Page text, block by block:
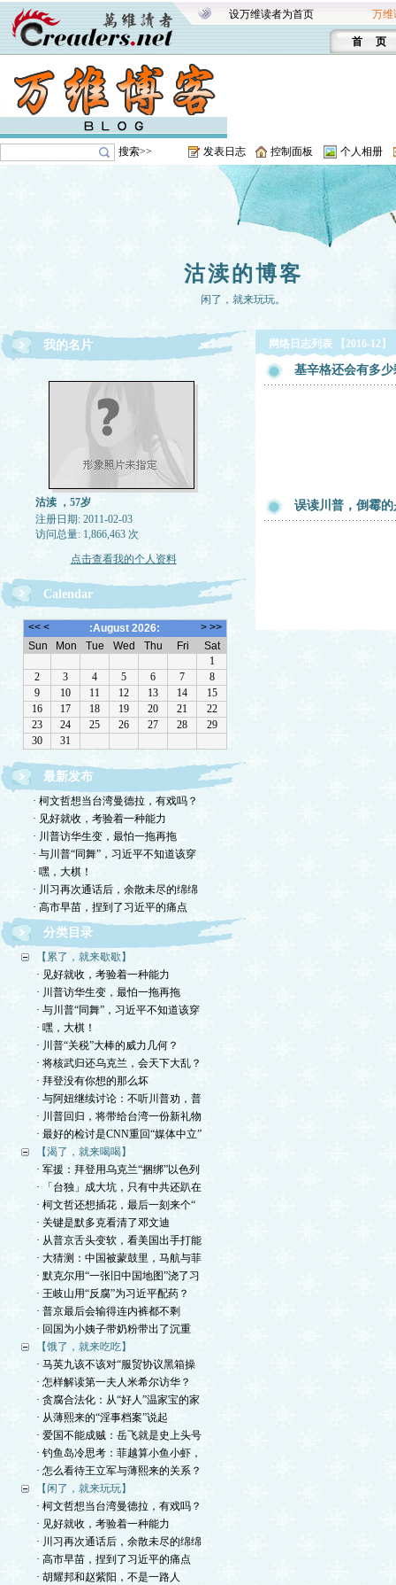
设万维读者为首页 万维
首 页
搜索>> 发表日志 控制面板 个人相册
沽渎的博客
闲了，就来玩玩。
我的名片
沽渎 ，57岁
注册日期: 2011-02-03
访问总量: 1,866,463 次
点击查看我的个人资料
Calendar
最新发布
· 柯文哲想当台湾曼德拉，有戏吗？
· 见好就收，考验着一种能力
· 川普访华生变，最怕一拖再拖
· 与川普“同舞”，习近平不知道该穿
· 嘿，大棋！
· 川习再次通话后，余散未尽的绵绵
· 高市早苗，捏到了习近平的痛点
分类目录
【累了，就来歇歇】
· 见好就收，考验着一种能力
· 川普访华生变，最怕一拖再拖
· 与川普“同舞”，习近平不知道该穿
· 嘿，大棋！
· 川普“关税”大棒的威力几何？
· 将核武归还乌克兰，会天下大乱？
· 拜登没有你想的那么坏
· 与阿妞继续讨论：不听川普劝，普
· 川普回归，将带给台湾一份新礼物
· 最好的检讨是CNN重回“媒体中立”
【渴了，就来喝喝】
· 军援：拜登用乌克兰“捆绑”以色列
· 「台独」成大坑，只有中共还趴在
· 柯文哲还想插花，最后一刻来个“
· 关键是默多克看清了邓文迪
· 从普京舌头变软，看美国出手打能
· 大猜测：中国被蒙鼓里，马航与菲
· 默克尔用“一张旧中国地图”浇了习
· 王岐山用“反腐”为习近平配药？
· 普京最后会输得连内裤都不剩
· 回国为小姨子带奶粉带出了沉重
【饿了，就来吃吃】
· 马英九该不该对“服贸协议黑箱操
· 怎样解读第一夫人米希尔访华？
· 贪腐合法化：从“好人”温家宝的家
· 从薄熙来的“淫事档案”说起
· 爱国不能成贼：岳飞就是史上头号
· 钓鱼岛冷思考：菲越算小鱼小虾，
· 怎么看待王立军与薄熙来的关系？
【闲了，就来玩玩】
· 柯文哲想当台湾曼德拉，有戏吗？
· 见好就收，考验着一种能力
· 川习再次通话后，余散未尽的绵绵
· 高市早苗，捏到了习近平的痛点
· 胡耀邦和赵紫阳，不是一路人
网络日志列表 【2016-12】
基辛格还会有多
误读川普，倒霉